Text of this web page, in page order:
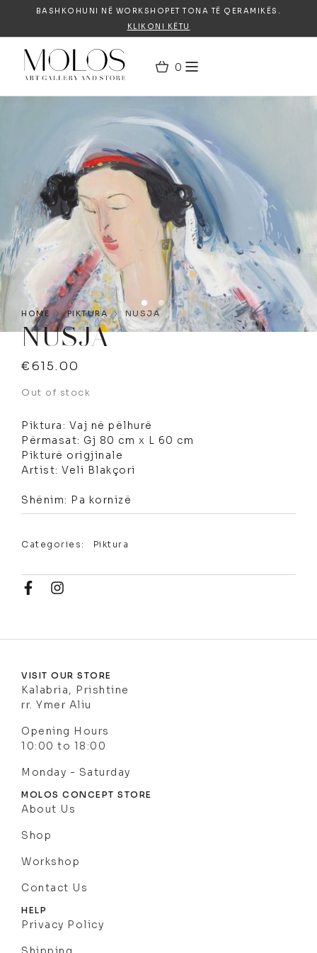
BASHKOHUNI NË WORKSHOPET TONA TË QERAMIKËS.
KLIKONI KËTU
HOME PIKTURA NUSJA
NUSJA
€615.00
Out of stock
Piktura: Vaj në pëlhurë
Përmasat: Gj 80 cm x L 60 cm
Pikturë origjinale
Artist: Veli Blakçori
Shënim: Pa kornizë
Categories: Piktura
VISIT OUR STORE
Kalabria, Prishtine
rr. Ymer Aliu
Opening Hours
10:00 to 18:00
Monday - Saturday
MOLOS CONCEPT STORE
About Us
Shop
Workshop
Contact Us
HELP
Privacy Policy